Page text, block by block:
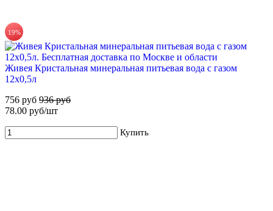
Для новых клиентов. Стартовый набор ХВАЛОВСКАЯ
Горная (3х19л) + помпа
19%
Живея Кристальная минеральная питьевая вода с газом
12х0,5л
756 руб 936 руб
78.00 руб/шт
Купить